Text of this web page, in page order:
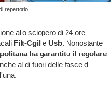
repertorio
allo sciopero di 24 ore
Filt-Cgil e Usb. Nonostante
ha garantito il regolare
al di fuori delle fasce di